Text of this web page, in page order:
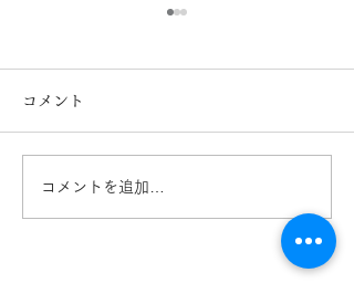
Ray-Ban 2026レイバン
フェア開催中！ 熊本
コメント
コメントを追加…